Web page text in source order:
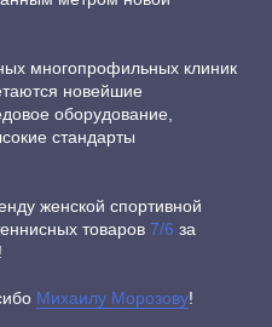
многопрофильных клиник
новейшие
оборудование,
стандарты
женской спортивной
товаров 7/6 за
Михаилу Морозову!